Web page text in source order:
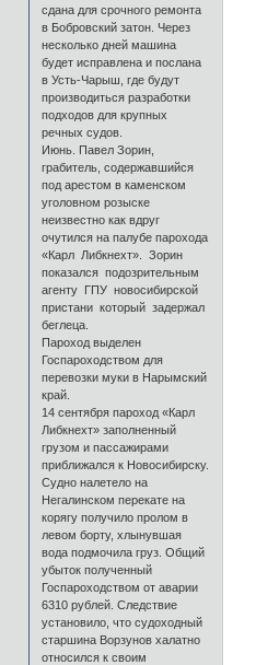
сдана для срочного ремонта
в Бобровский затон. Через
несколько дней машина
будет исправлена и послана
в Усть-Чарыш, где будут
производиться разработки
подходов для крупных
речных судов.
Июнь. Павел Зорин,
грабитель, содержавшийся
под арестом в каменском
уголовном розыске
неизвестно как вдруг
очутился на палубе парохода
«Карл Либкнехт». Зорин
показался подозрительным
агенту ГПУ новосибирской
пристани который задержал
беглеца.
Пароход выделен
Госпароходством для
перевозки муки в Нарымский
край.
14 сентября пароход «Карл
Либкнехт» заполненный
грузом и пассажирами
приближался к Новосибирску.
Судно налетело на
Негалинском перекате на
корягу получило пролом в
левом борту, хлынувшая
вода подмочила груз. Общий
убыток полученный
Госпароходством от аварии
6310 рублей. Следствие
установило, что судоходный
старшина Ворзунов халатно
относился к своим